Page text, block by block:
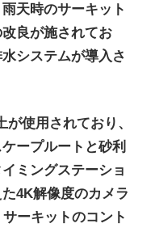
天時のサーキット
良が施されてお
システムが導入さ
使用されており、
ープルートと砂利
ミングステーショ
4K解像度のカメラ
ーキットのコント